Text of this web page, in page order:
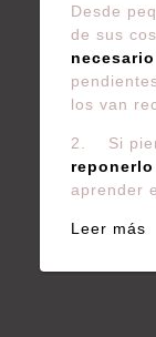
Desde
de sus
los van
2. Si
reponerlo
aprender
Leer más